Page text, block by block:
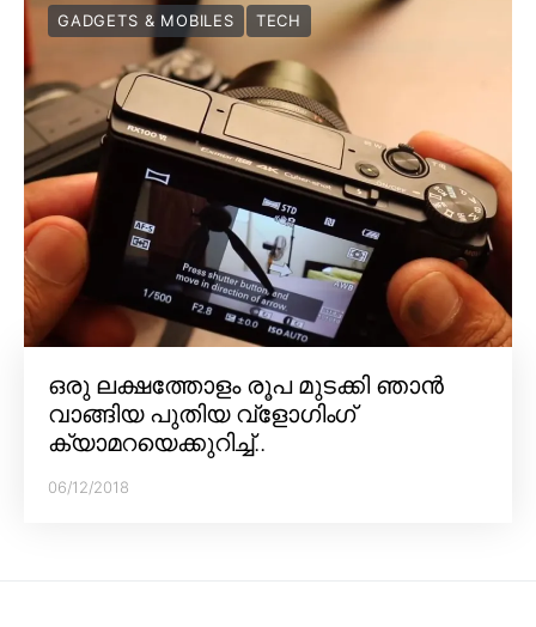
GADGETS & MOBILES TECH
ഒരു ലക്ഷത്തോളം രൂപ മുടക്കി ഞാൻ
വാങ്ങിയ പുതിയ വ്‌ളോഗിംഗ്
ക്യാമറയെക്കുറിച്ച്..
06/12/2018